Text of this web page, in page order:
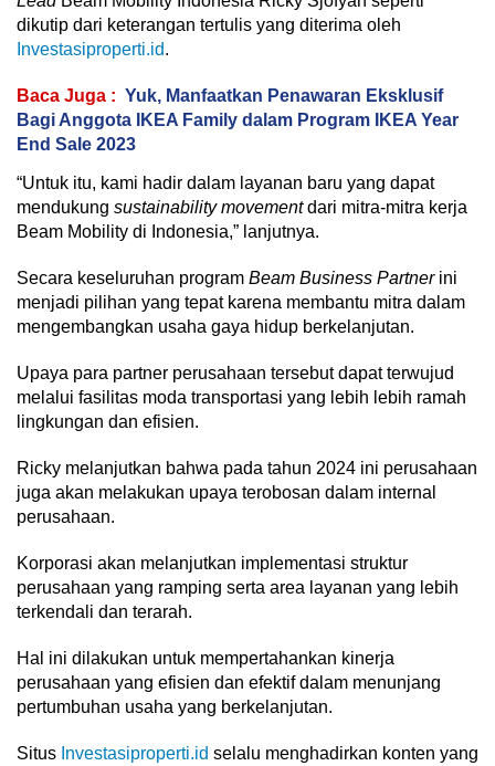
dikutip dari keterangan tertulis yang diterima oleh
Investasiproperti.id.
Baca Juga : Yuk, Manfaatkan Penawaran Eksklusif
Bagi Anggota IKEA Family dalam Program IKEA Year
End Sale 2023
“Untuk itu, kami hadir dalam layanan baru yang dapat
mendukung sustainability movementdari mitra-mitra kerja
Beam Mobility di Indonesia,” lanjutnya.
Secara keseluruhan program Beam Business Partnerini
menjadi pilihan yang tepat karena membantu mitra dalam
mengembangkan usaha gaya hidup berkelanjutan.
Upaya para partner perusahaan tersebut dapat terwujud
melalui fasilitas moda transportasi yang lebih lebih ramah
lingkungan dan efisien.
Ricky melanjutkan bahwa pada tahun 2024 ini perusahaan
juga akan melakukan upaya terobosan dalam internal
perusahaan.
Korporasi akan melanjutkan implementasi struktur
perusahaan yang ramping serta area layanan yang lebih
terkendali dan terarah.
Hal ini dilakukan untuk mempertahankan kinerja
perusahaan yang efisien dan efektif dalam menunjang
pertumbuhan usaha yang berkelanjutan.
Situs Investasiproperti.id selalu menghadirkan konten yang